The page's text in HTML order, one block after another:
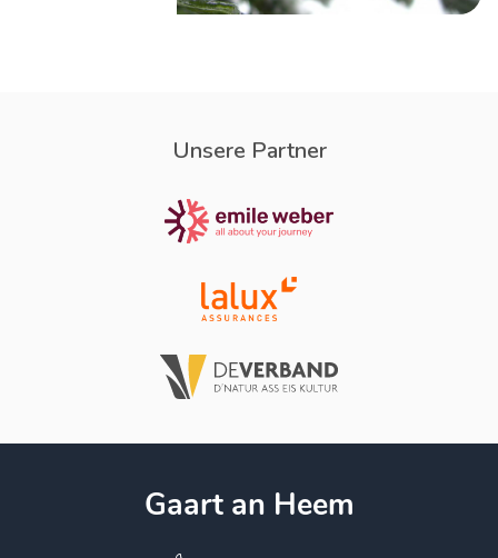
Unsere Partner
Gaart an Heem